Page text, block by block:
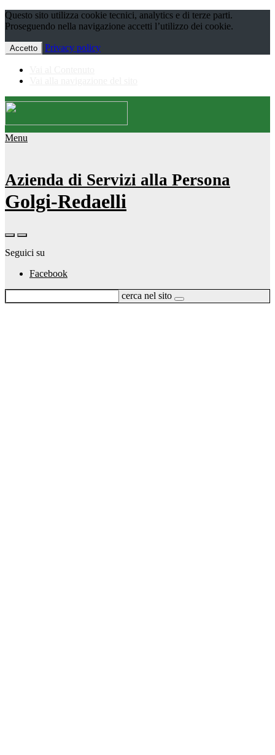
Questo sito utilizza cookie tecnici, analytics e di terze parti.
Proseguendo nella navigazione accetti l’utilizzo dei cookie.
Accetto Privacy policy
Menu
Azienda di Servizi alla Persona
Golgi-Redaelli
Seguici su
Facebook
cerca nel sito